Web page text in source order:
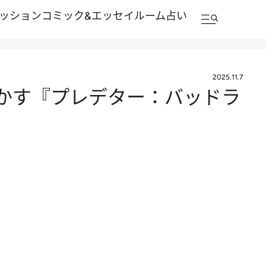
ションコミック&エッセイルーム占い
2025.11.7
『プレデター：バッドラ